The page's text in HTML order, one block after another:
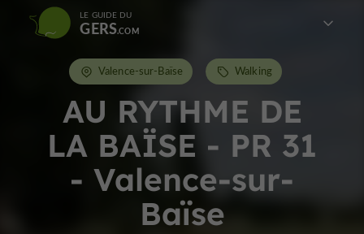
LE GUIDE DU
GERS
AU RYTHME DE
LA BAÏSE - PR 31
- Valence-sur-
Baïse
Valence-sur-Baïse Walking